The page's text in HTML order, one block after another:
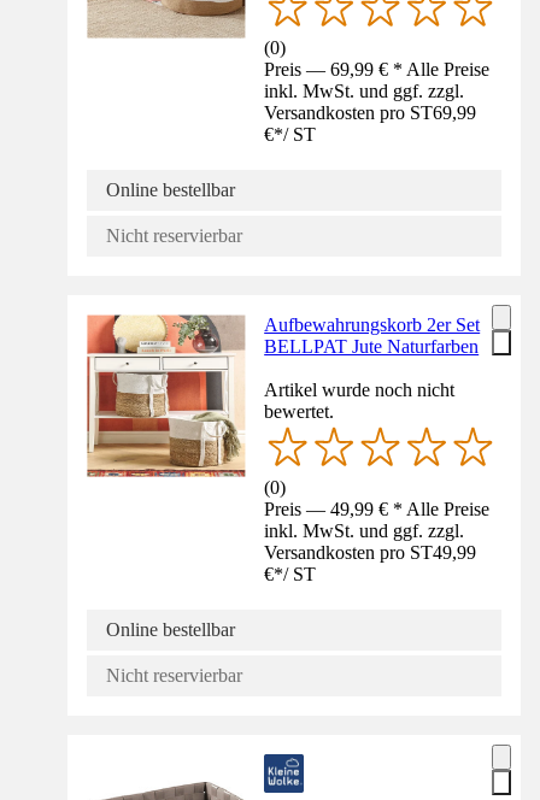
(0)
Preis — 69,99 € * Alle Preise
inkl. MwSt. und ggf. zzgl.
Versandkosten pro ST69,99
€*/ ST
Online bestellbar
Nicht reservierbar
Aufbewahrungskorb 2er Set
BELLPAT Jute Naturfarben
Artikel wurde noch nicht
bewertet.
(0)
Preis — 49,99 € * Alle Preise
inkl. MwSt. und ggf. zzgl.
Versandkosten pro ST49,99
€*/ ST
Online bestellbar
Nicht reservierbar